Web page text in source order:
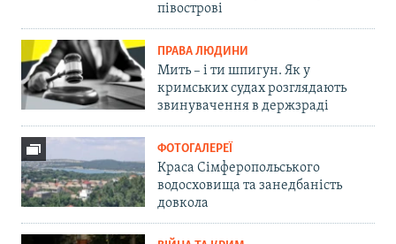
півострові
ПРАВА ЛЮДИНИ
Мить – і ти шпигун. Як у
кримських судах розглядають
звинувачення в держзраді
ФОТОГАЛЕРЕЇ
Краса Сімферопольського
водосховища та занедбаність
довкола